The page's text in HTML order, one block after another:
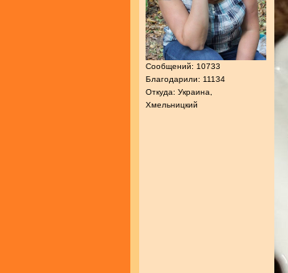
Сообщений: 10733
Благодарили: 11134
Откуда: Украина,
Хмельницкий